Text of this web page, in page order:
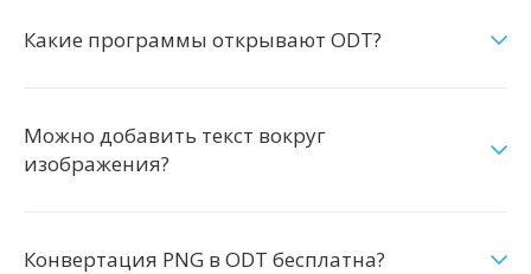
Какие программы открывают ODT?
Можно добавить текст вокруг
изображения?
Конвертация PNG в ODT бесплатна?